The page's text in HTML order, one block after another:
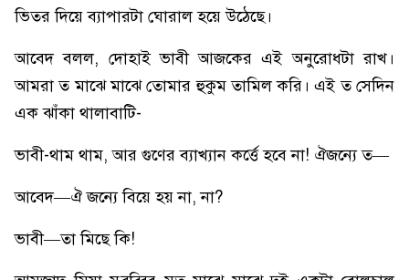
ভিতর দিয়ে ব্যাপারটা ঘোরাল হয়ে উঠেছে।
আবেদ বলল, দোহাই ভাবী আজকের এই অনুরোধটা রাখ।
আমরা ত মাঝে মাঝে তোমার হুকুম তামিল করি। এই ত সেদিন
এক ঝাঁকা থালাবাটি-
ভাবী-থাম থাম, আর গুণের ব্যাখ্যান কর্ত্তে হবে না! ঐজন্যে ত—
আবেদ—ঐ জন্যে বিয়ে হয় না, না?
ভাবী—তা মিছে কি!